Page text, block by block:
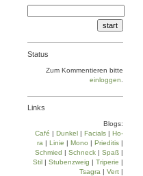
Status
Zum Kommentieren bitte
einloggen
Links
Blogs:
Café | Dun­kel | Facials | Ho­
ra | Linie | Mo­no | Prie­di­tis |
Schmied | Schneck | Spaß |
Stil | Stu­ben­zweig | Tri­pe­rie |
Tsa­gra | Vert |